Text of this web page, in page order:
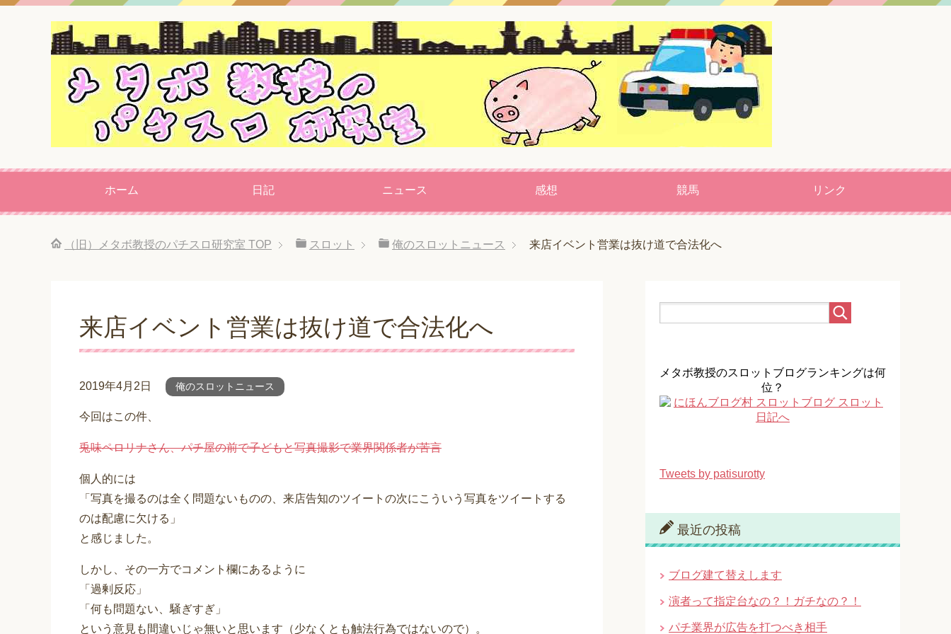
ホーム 日記 ニュース 感想 競馬 リンク
（旧）メタボ教授のパチスロ研究室 TOP スロット 俺のスロットニュース 来店イベント営業は抜け道で合法化へ
来店イベント営業は抜け道で合法化へ
2019年4月2日 俺のスロットニュース
今回はこの件、
兎味ペロリナさん、パチ屋の前で子どもと写真撮影で業界関係者が苦言
個人的には
「写真を撮るのは全く問題ないものの、来店告知のツイートの次にこういう写真をツイートする
のは配慮に欠ける」
と感じました。
しかし、その一方でコメント欄にあるように
「過剰反応」
「何も問題ない、騒ぎすぎ」
という意見も間違いじゃ無いと思います（少なくとも触法行為ではないので）。
メタボ教授のスロットブログランキングは何
位？
Tweets by patisurotty
最近の投稿
ブログ建て替えします
演者って指定台なの？！ガチなの？！
パチ業界が広告を打つべき相手